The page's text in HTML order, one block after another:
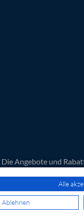
Angebote und
© 2026 1a
Alle
Ablehnen